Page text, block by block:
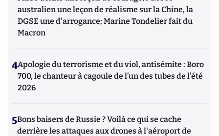
australien une leçon de réalisme sur la Chine, la
DGSE une d'arrogance; Marine Tondelier fait du
Macron
4Apologie du terrorisme et du viol, antisémite : Boro
700, le chanteur à cagoule de l’un des tubes de l’été
2026
5Bons baisers de Russie ? Voilà ce qui se cache
derrière les attaques aux drones à l'aéroport de